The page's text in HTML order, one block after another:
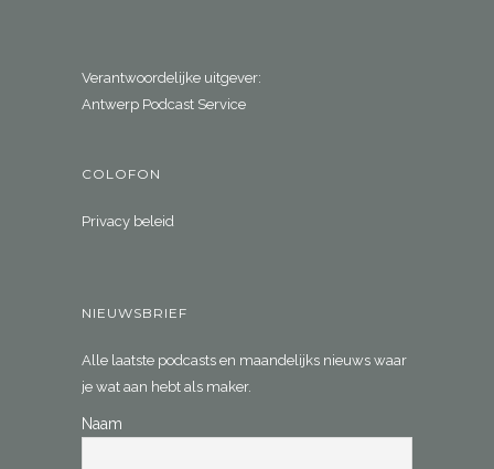
Verantwoordelijke uitgever:
Antwerp Podcast Service
COLOFON
Privacy beleid
NIEUWSBRIEF
Alle laatste podcasts en maandelijks nieuws waar
je wat aan hebt als maker.
Naam